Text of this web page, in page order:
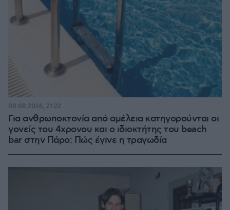
Για ανθρωποκτονία από αμέλεια κατηγορούνται οι
γονείς του 4χρονου και ο ιδιοκτήτης του beach
bar στην Πάρο: Πώς έγινε η τραγωδία
08.08.2026, 21:22